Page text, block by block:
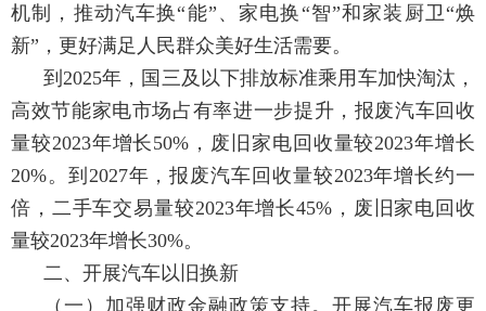
机制，推动汽车换“能”、家电换“智”和家装厨卫“焕
新”，更好满足人民群众美好生活需要。
到2025年，国三及以下排放标准乘用车加快淘汰，
高效节能家电市场占有率进一步提升，报废汽车回收
量较2023年增长50%，废旧家电回收量较2023年增长
20%。到2027年，报废汽车回收量较2023年增长约一
倍，二手车交易量较2023年增长45%，废旧家电回收
量较2023年增长30%。
二、开展汽车以旧换新
（一）加强财政金融政策支持。 开展汽车报废更